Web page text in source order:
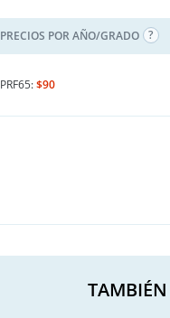
PRECIOS POR AÑO/GRADO
PRF65:$90
TAMBIÉN